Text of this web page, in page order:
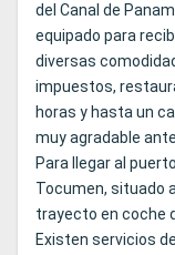
del Canal de
equipado para
diversas
impuestos,
horas y hasta un
muy agradable
Para llegar al
Tocumen, situado
trayecto en coche
Existen servicios